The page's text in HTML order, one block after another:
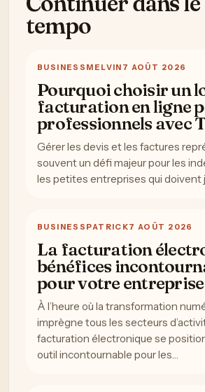
tempo
BUSINESS MELVIN 7 AOÛT 2026
Pourquoi choisir un
facturation en ligne
professionnels avec
Gérer les devis et les factures
souvent un défi majeur pour les
les petites entreprises qui doivent
BUSINESS PATRICK7 AOÛT 2026
La facturation
bénéfices
pour votre entreprise
À l’heure où la transformation
imprègne tous les secteurs
facturation électronique se
outil incontournable pour les…